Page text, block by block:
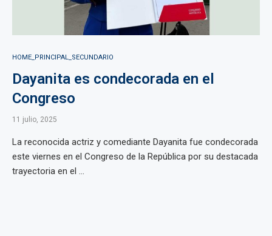
HOME_PRINCIPAL_SECUNDARIO
Dayanita es condecorada en el
Congreso
11 julio, 2025
La reconocida actriz y comediante Dayanita fue condecorada
este viernes en el Congreso de la República por su destacada
trayectoria en el ...